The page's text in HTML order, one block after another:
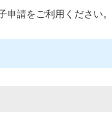
請をご利用ください。